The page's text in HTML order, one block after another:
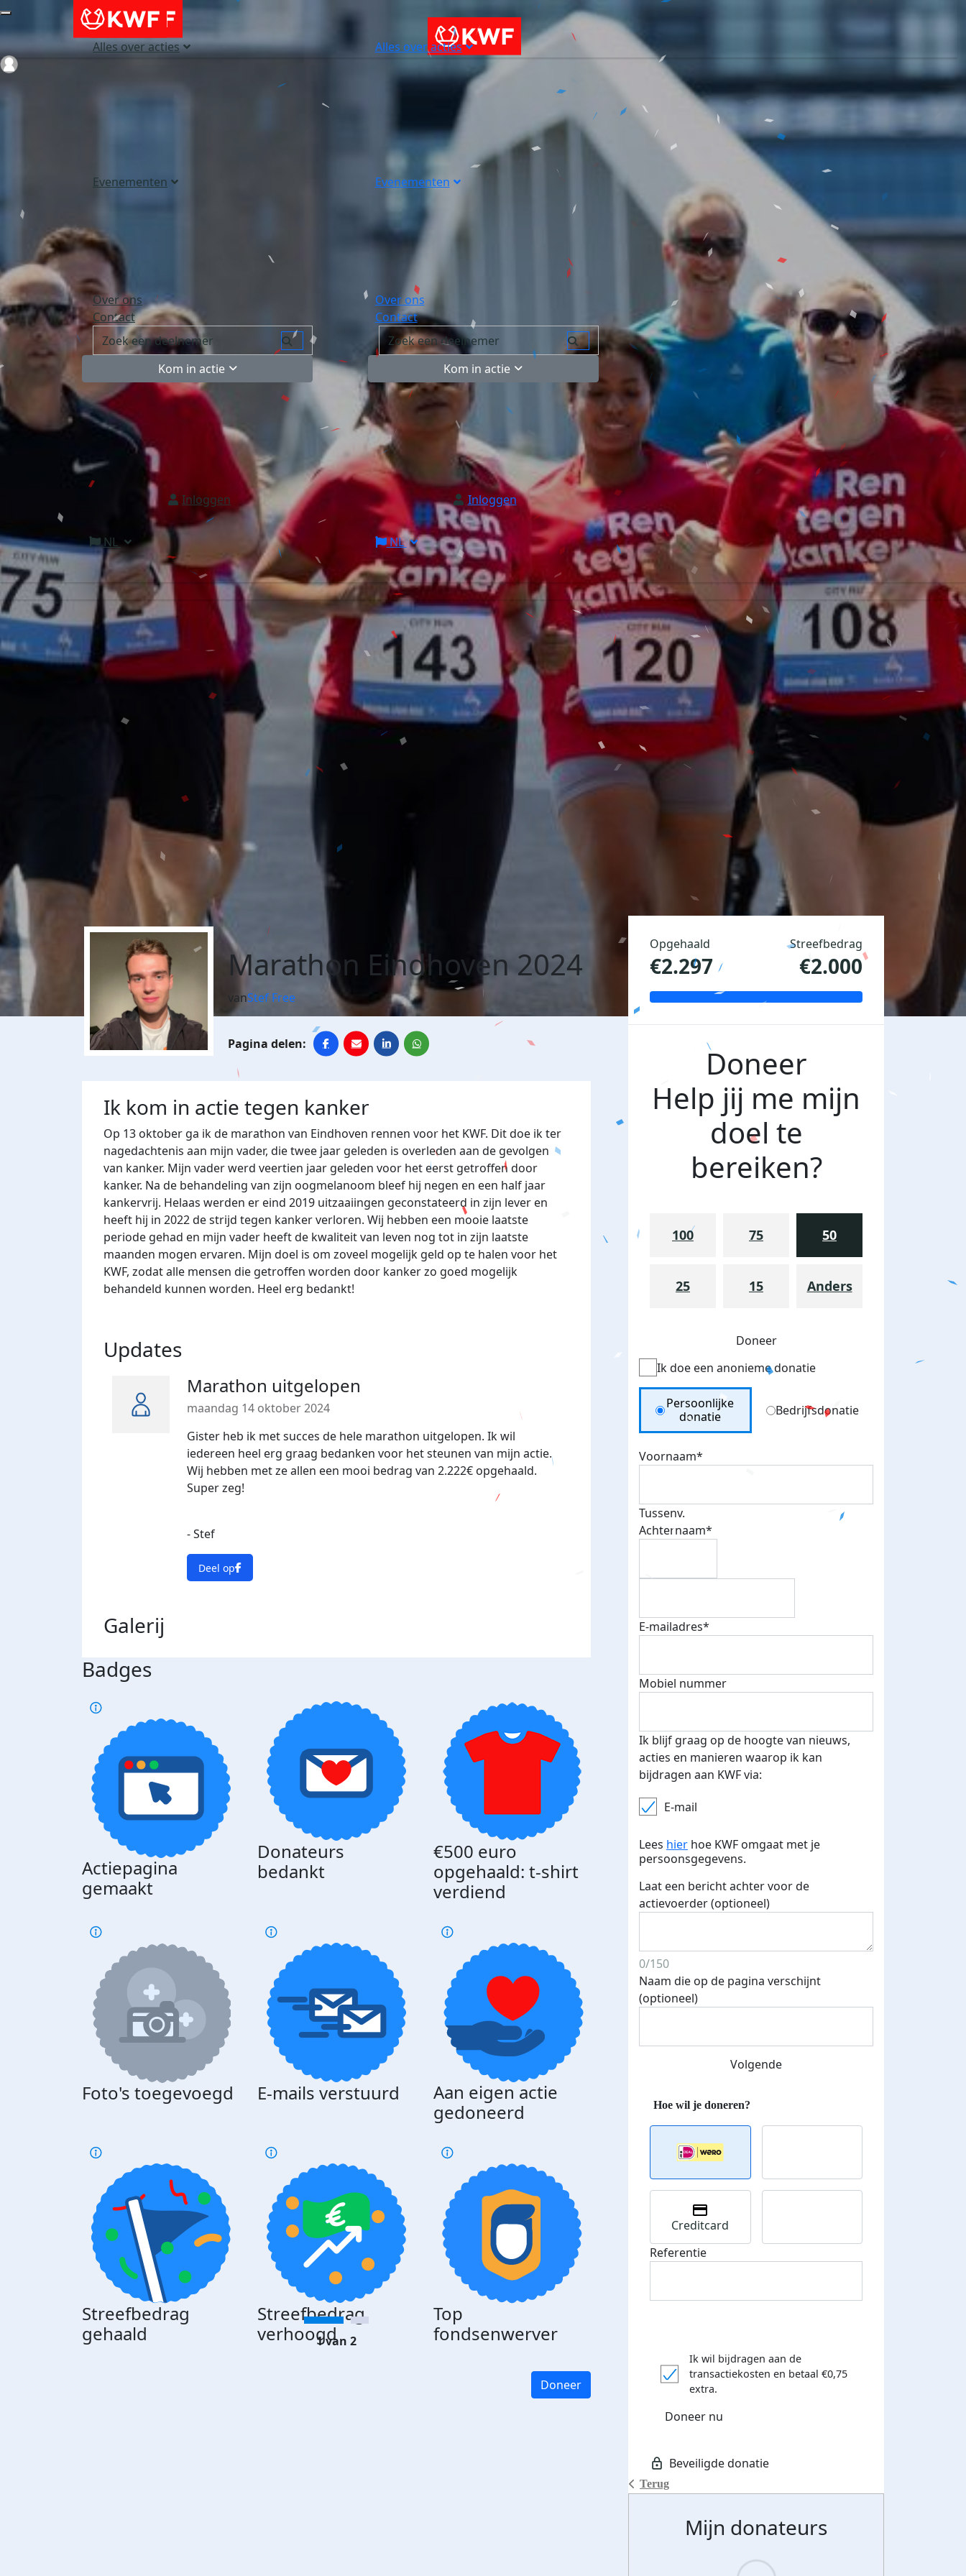
Alles over acties
Evenementen
Over ons
Contact
Kom in actie
Inloggen
NL
Alles over acties
Evenementen
Over ons
Contact
Kom in actie
Inloggen
NL
Marathon Eindhoven 2024
vanStef Free
Ik kom in actie tegen kanker
Op 13 oktober ga ik de marathon van Eindhoven rennen voor het KWF. Dit doe ik ter
nagedachtenis aan mijn vader, die twee jaar geleden is overleden aan de gevolgen
van kanker. Mijn vader werd veertien jaar geleden voor het eerst getroffen door
kanker. Na de behandeling van zijn oogmelanoom bleef hij negen en een half jaar
kankervrij. Helaas werden er eind 2019 uitzaaiingen geconstateerd in zijn lever en
heeft hij in 2022 de strijd tegen kanker verloren. Wij hebben een mooie laatste
periode gehad en mijn vader heeft de kwaliteit van leven nog tot in zijn laatste
maanden mogen ervaren. Mijn doel is om zoveel mogelijk geld op te halen voor het
KWF, zodat alle mensen die getroffen worden door kanker zo goed mogelijk
behandeld kunnen worden. Heel erg bedankt!
Updates
Marathon uitgelopen
maandag 14 oktober 2024
Gister heb ik met succes de hele marathon uitgelopen. Ik wil
iedereen heel erg graag bedanken voor het steunen van mijn actie.
Wij hebben met ze allen een mooi bedrag van 2.222€ opgehaald.
Super zeg!
- Stef
Deel op
Galerij
Badges
Actiepagina
gemaakt
Donateurs
bedankt
€500 euro
opgehaald: t-shirt
verdiend
Foto's toegevoegd E-mails verstuurd
Aan eigen actie
gedoneerd
Streefbedrag
gehaald
Streefbedrag
verhoogd
Top
fondsenwerver
Gedeeld op social
media
Eerste 5 donaties
1 van 2
Doneer
Opgehaald
€2.297
Streefbedrag
€2.000
Doneer
Help jij me mijn
doel te
bereiken?
100 75 50
25 15 Anders
Doneer
Ik doe een anonieme donatie
Donation Type
Persoonlijke
donatie
Bedrijfsdonatie
Voornaam*
Tussenv.
Achternaam*
E-mailadres*
Mobiel nummer
Ik blijf graag op de hoogte van nieuws,
acties en manieren waarop ik kan
bijdragen aan KWF via:
E-mail
Lees hier hoe KWF omgaat met je
persoonsgegevens.
Laat een bericht achter voor de
actievoerder (optioneel)
0/150
Naam die op de pagina verschijnt
(optioneel)
Volgende
Terug
Creditcard
Referentie
Ik wil bijdragen aan de
transactiekosten en betaal €0,75
extra.
Doneer nu
Mijn donateurs